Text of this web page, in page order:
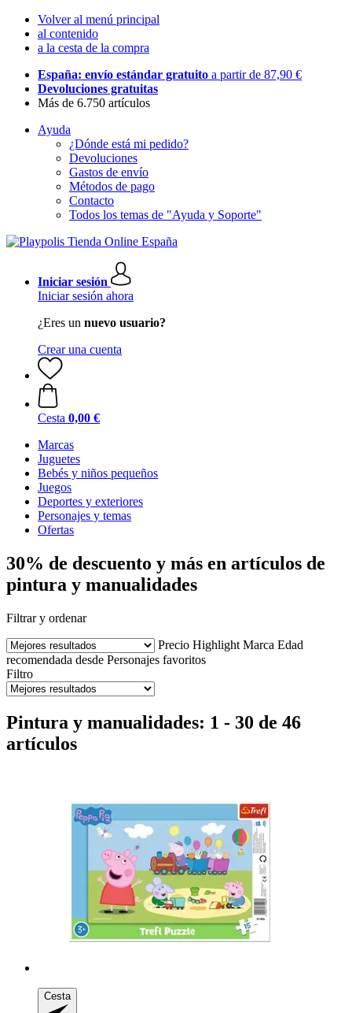
Volver al menú principal
al contenido
a la cesta de la compra
España: envío estándar gratuito a partir de 87,90 €
Devoluciones gratuitas
Más de 6.750 artículos
Ayuda
¿Dónde está mi pedido?
Devoluciones
Gastos de envío
Métodos de pago
Contacto
Todos los temas de "Ayuda y Soporte"
Iniciar sesión
Iniciar sesión ahora
¿Eres un nuevo usuario?
Crear una cuenta
Cesta 0,00 €
Marcas
Juguetes
Bebés y niños pequeños
Juegos
Deportes y exteriores
Personajes y temas
Ofertas
30% de descuento y más en artículos de
pintura y manualidades
Filtrar y ordenar
Precio Highlight Marca Edad
recomendada desde Personajes favoritos
Filtro
Pintura y manualidades: 1 - 30 de 46
artículos
Cesta